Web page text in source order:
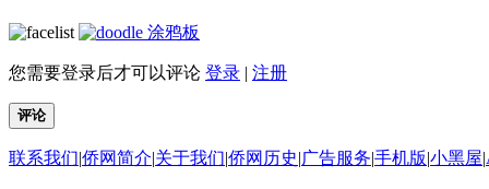
涂鸦板
您需要登录后才可以评论 登录 | 注册
评论
联系我们|侨网简介|关于我们|侨网历史|广告服务|手机版|小黑屋|